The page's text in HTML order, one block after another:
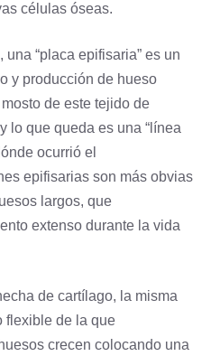
células óseas.
“placa epifisaria” es un
y producción de hueso
de este tejido de
lo que queda es una “línea
ocurrió el
epifisarias son más obvias
largos, que
extenso durante la vida
de cartílago, la misma
flexible de la que
crecen colocando una